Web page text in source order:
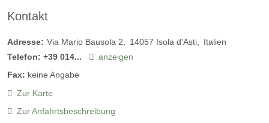
Kontakt
Adresse: Via Mario Bausola 2 14057 Isola d'Asti
Italien
Telefon: +39 014...
anzeigen
Fax: keine Angabe
Zur Karte
Zur Anfahrtsbeschreibung